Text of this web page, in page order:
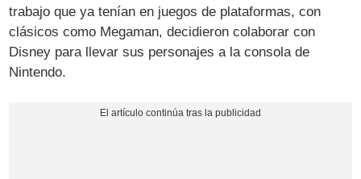
trabajo que ya tenían en juegos de plataformas, con
clásicos como Megaman, decidieron colaborar con
Disney para llevar sus personajes a la consola de
Nintendo.